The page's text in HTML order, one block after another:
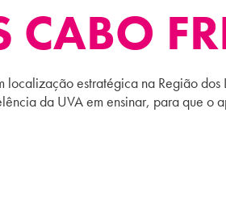
CABO
estratégica na Região
da UVA em ensinar, para que o